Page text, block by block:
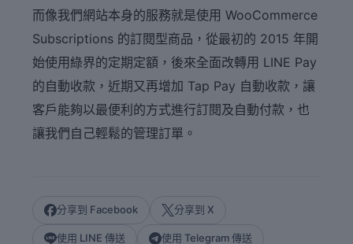
而像我們網站本身的服務就是使用 WooCommerce
Subscriptions 的訂閱型商品，從最初的 2015 年開
始使用綠界的定期定額，後來全面改轉用 LINE Pay
的自動收款，近期又再增加 Tap Pay 自動收款，讓
客戶能夠以最便利的方式進行訂閱及自動付款，也
讓我們自己輕鬆的管理訂單。
分享到 Facebook 分享到 X
使用 LINE 傳送 使用 Telegram 傳送